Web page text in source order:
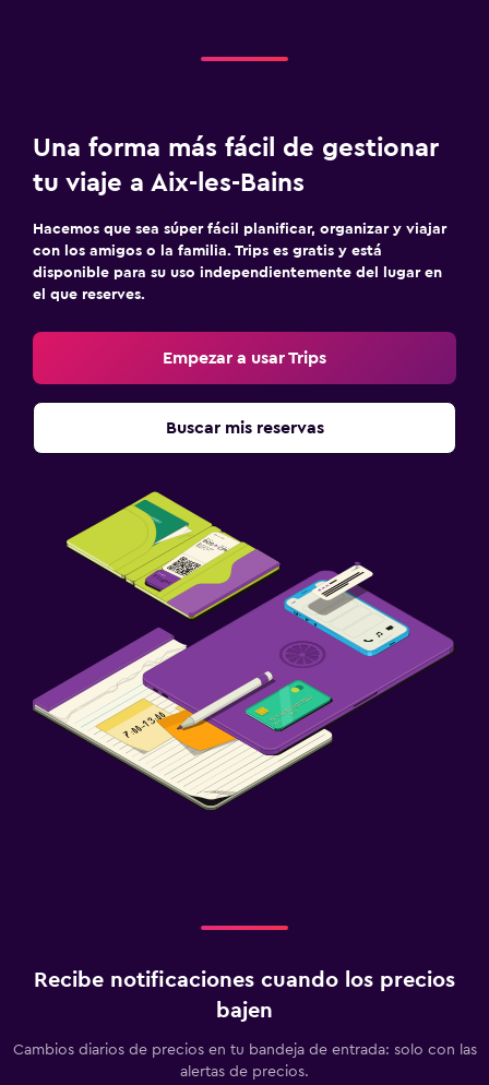
Una forma más fácil de gestionar
tu viaje a Aix-les-Bains
Hacemos que sea súper fácil planificar, organizar y viajar
con los amigos o la familia. Trips es gratis y está
disponible para su uso independientemente del lugar en
el que reserves.
Empezar a usar Trips
Buscar mis reservas
Recibe notificaciones cuando los precios
bajen
Cambios diarios de precios en tu bandeja de entrada: solo con las
alertas de precios.